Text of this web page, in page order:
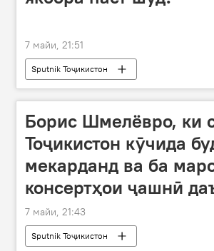
7 майи, 21:51
Sputnik Тоҷикистон
Борис Шмелёвро, ки
Тоҷикистон кӯчида
мекарданд ва ба
консертҳои ҷашнӣ
7 майи, 21:43
Sputnik Тоҷикистон